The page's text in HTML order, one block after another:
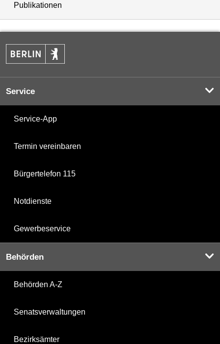
Publikationen
Service
Service-App
Termin vereinbaren
Bürgertelefon 115
Notdienste
Gewerbeservice
Behörden
Behörden A-Z
Senatsverwaltungen
Bezirksämter